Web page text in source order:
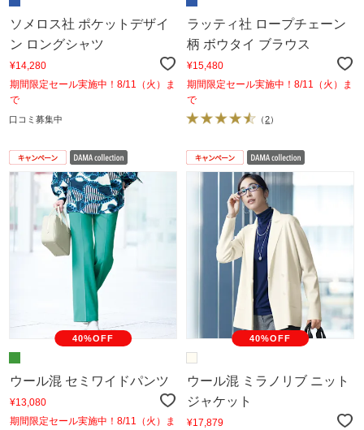
ソメロス社 ポケットデザイ
ン ロングシャツ
¥14,280
期間限定セール実施中！8/11（火）ま
で
口コミ募集中
ラッティ社 ロープチェーン
柄 ボウタイ ブラウス
¥15,480
期間限定セール実施中！8/11（火）ま
で
（2）
40%OFF
ウール混 セミワイドパンツ
¥13,080
期間限定セール実施中！8/11（火）ま
40%OFF
ウール混 ミラノリブ ニット
ジャケット
¥17,879